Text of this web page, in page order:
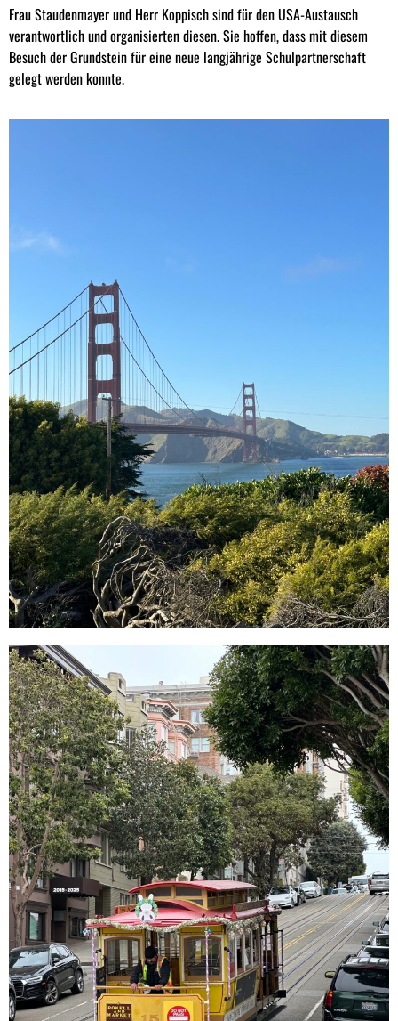
Frau Staudenmayer und Herr Koppisch sind für den USA-Austausch
verantwortlich und organisierten diesen. Sie hoffen, dass mit diesem
Besuch der Grundstein für eine neue langjährige Schulpartnerschaft
gelegt werden konnte.